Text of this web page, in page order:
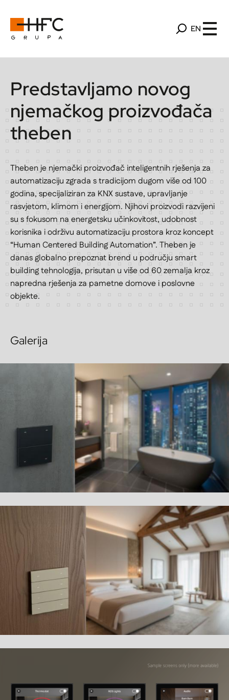
EN
Predstavljamo novog
njemačkog proizvođača
theben
Theben je njemački proizvođač inteligentnih rješenja za
automatizaciju zgrada s tradicijom dugom više od 100
godina, specijaliziran za KNX sustave, upravljanje
rasvjetom, klimom i energijom. Njihovi proizvodi razvijeni
su s fokusom na energetsku učinkovitost, udobnost
korisnika i održivu automatizaciju prostora kroz koncept
“Human Centered Building Automation”. Theben je
danas globalno prepoznat brend u području smart
building tehnologija, prisutan u više od 60 zemalja kroz
napredna rješenja za pametne domove i poslovne
objekte.
Galerija